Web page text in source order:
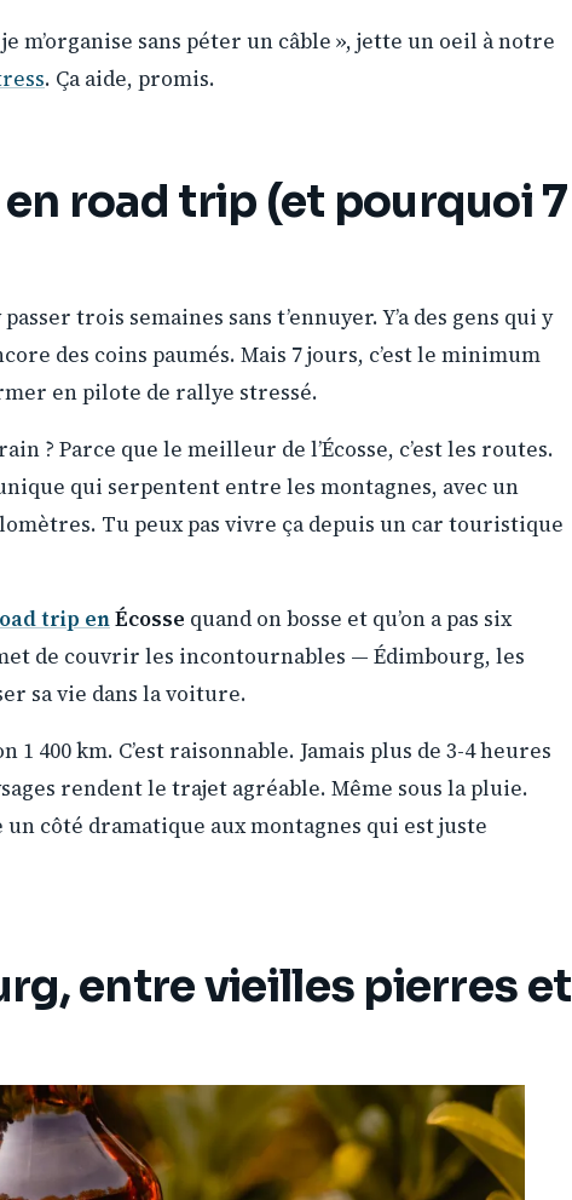
m’organise sans péter un câble », jette un oeil à notre
. Ça aide, promis.
en road trip (et pourquoi 7
trois semaines sans t’ennuyer. Y’a des gens qui y
des coins paumés. Mais 7 jours, c’est le minimum
en pilote de rallye stressé.
? Parce que le meilleur de l’Écosse, c’est les routes.
qui serpentent entre les montagnes, avec un
Tu peux pas vivre ça depuis un car touristique
trip enÉcosse quand on bosse et qu’on a pas six
de couvrir les incontournables — Édimbourg, les
sa vie dans la voiture.
400 km. C’est raisonnable. Jamais plus de 3-4 heures
rendent le trajet agréable. Même sous la pluie.
côté dramatique aux montagnes qui est juste
entre vieilles pierres et